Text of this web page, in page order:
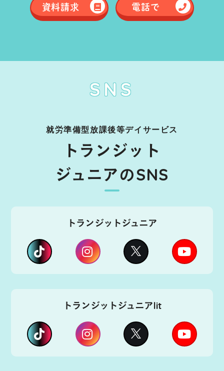
資料請求 電話で
SNS
就労準備型放課後等デイサービス
トランジット
ジュニアのSNS
トランジットジュニア
トランジットジュニアlit